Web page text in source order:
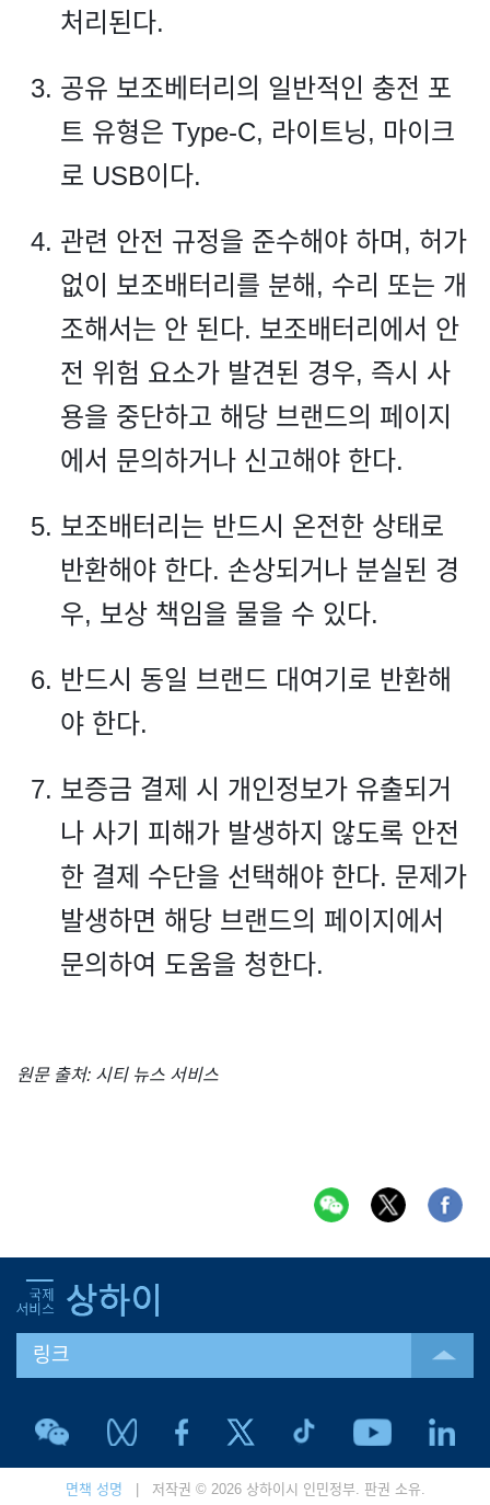
처리된다.
공유 보조베터리의 일반적인 충전 포
트 유형은 Type-C, 라이트닝, 마이크
로 USB이다.
관련 안전 규정을 준수해야 하며, 허가
없이 보조배터리를 분해, 수리 또는 개
조해서는 안 된다. 보조배터리에서 안
전 위험 요소가 발견된 경우, 즉시 사
용을 중단하고 해당 브랜드의 페이지
에서 문의하거나 신고해야 한다.
보조배터리는 반드시 온전한 상태로
반환해야 한다. 손상되거나 분실된 경
우, 보상 책임을 물을 수 있다.
반드시 동일 브랜드 대여기로 반환해
야 한다.
보증금 결제 시 개인정보가 유출되거
나 사기 피해가 발생하지 않도록 안전
한 결제 수단을 선택해야 한다. 문제가
발생하면 해당 브랜드의 페이지에서
문의하여 도움을 청한다.
원문 출처: 시티 뉴스 서비스
링크
면책 성명 | 저작권 © 2026 상하이시 인민정부. 판권 소유.